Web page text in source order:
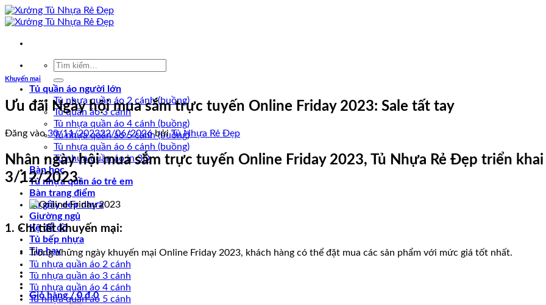
Bỏ
qua
dung
Tìm
Tủ quần áo người lớn
Tủ nhựa quần áo 2 cánh (buồng)
Tủ quần áo 3 cánh
Tủ nhựa quần áo 4 cánh (buồng)
Tủ nhựa quần áo 5 cánh (buồng)
Tủ nhựa quần áo 6 cánh (buồng)
Tủ nhựa quần áo in 3D
Bàn học
Tủ nhựa quần áo trẻ em
Bàn trang điểm
Tủ giầy dép nhựa
Giường ngủ
Kệ để đồ
Tủ bếp nhựa
Tin hay
Giỏ hàng /0₫ 0
Khuyến mại
Ưu đãi Ngày hội mua sắm trực tuyến Online Friday 2023: Sale tất tay
Đăng vào30/11/202322/06/2026 bởiTủ Nhựa Rẻ Đẹp
Nhân ngày hội mua sắm trực tuyến Online Friday 2023, Tủ Nhựa Rẻ Đẹp triển
3/12/2023.
1. Chi tiết khuyến mại:
Trong những ngày khuyến mại Online Friday 2023, khách hàng có thể đặt mua các sản phẩm với mức giá tốt nhất.
Tủ nhựa quần áo 2 cánh
Tủ nhựa quần áo 3 cánh
Tủ nhựa quần áo 4 cánh
Tủ nhựa quần áo 5 cánh